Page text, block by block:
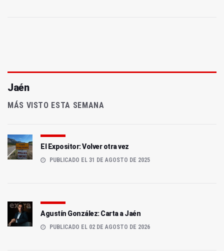
Jaén
MÁS VISTO ESTA SEMANA
El Expositor: Volver otra vez
PUBLICADO EL 31 DE AGOSTO DE 2025
Agustín González: Carta a Jaén
PUBLICADO EL 02 DE AGOSTO DE 2026